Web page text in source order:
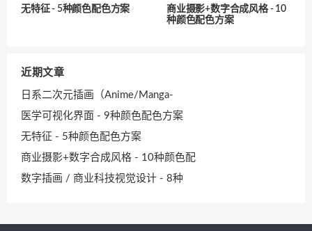
无特征 - 5种颜色配色方案
商业摄影+数字合成风格 - 10
种颜色配色方案
近期文章
日系二次元插画（Anime/Manga-
医学可视化界面 - 9种颜色配色方案
无特征 - 5种颜色配色方案
商业摄影+数字合成风格 - 10种颜色配
数字插画 / 商业科技视觉设计 - 8种